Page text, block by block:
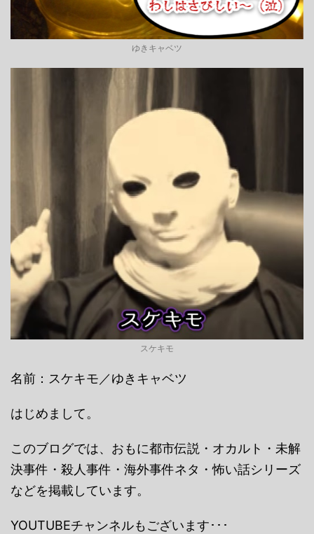
ゆきキャベツ
スケキモ
名前：スケキモ／ゆきキャベツ
はじめまして。
このブログでは、おもに都市伝説・オカルト・未解
決事件・殺人事件・海外事件ネタ・怖い話シリーズ
などを掲載しています。
YOUTUBEチャンネルもございます･･･